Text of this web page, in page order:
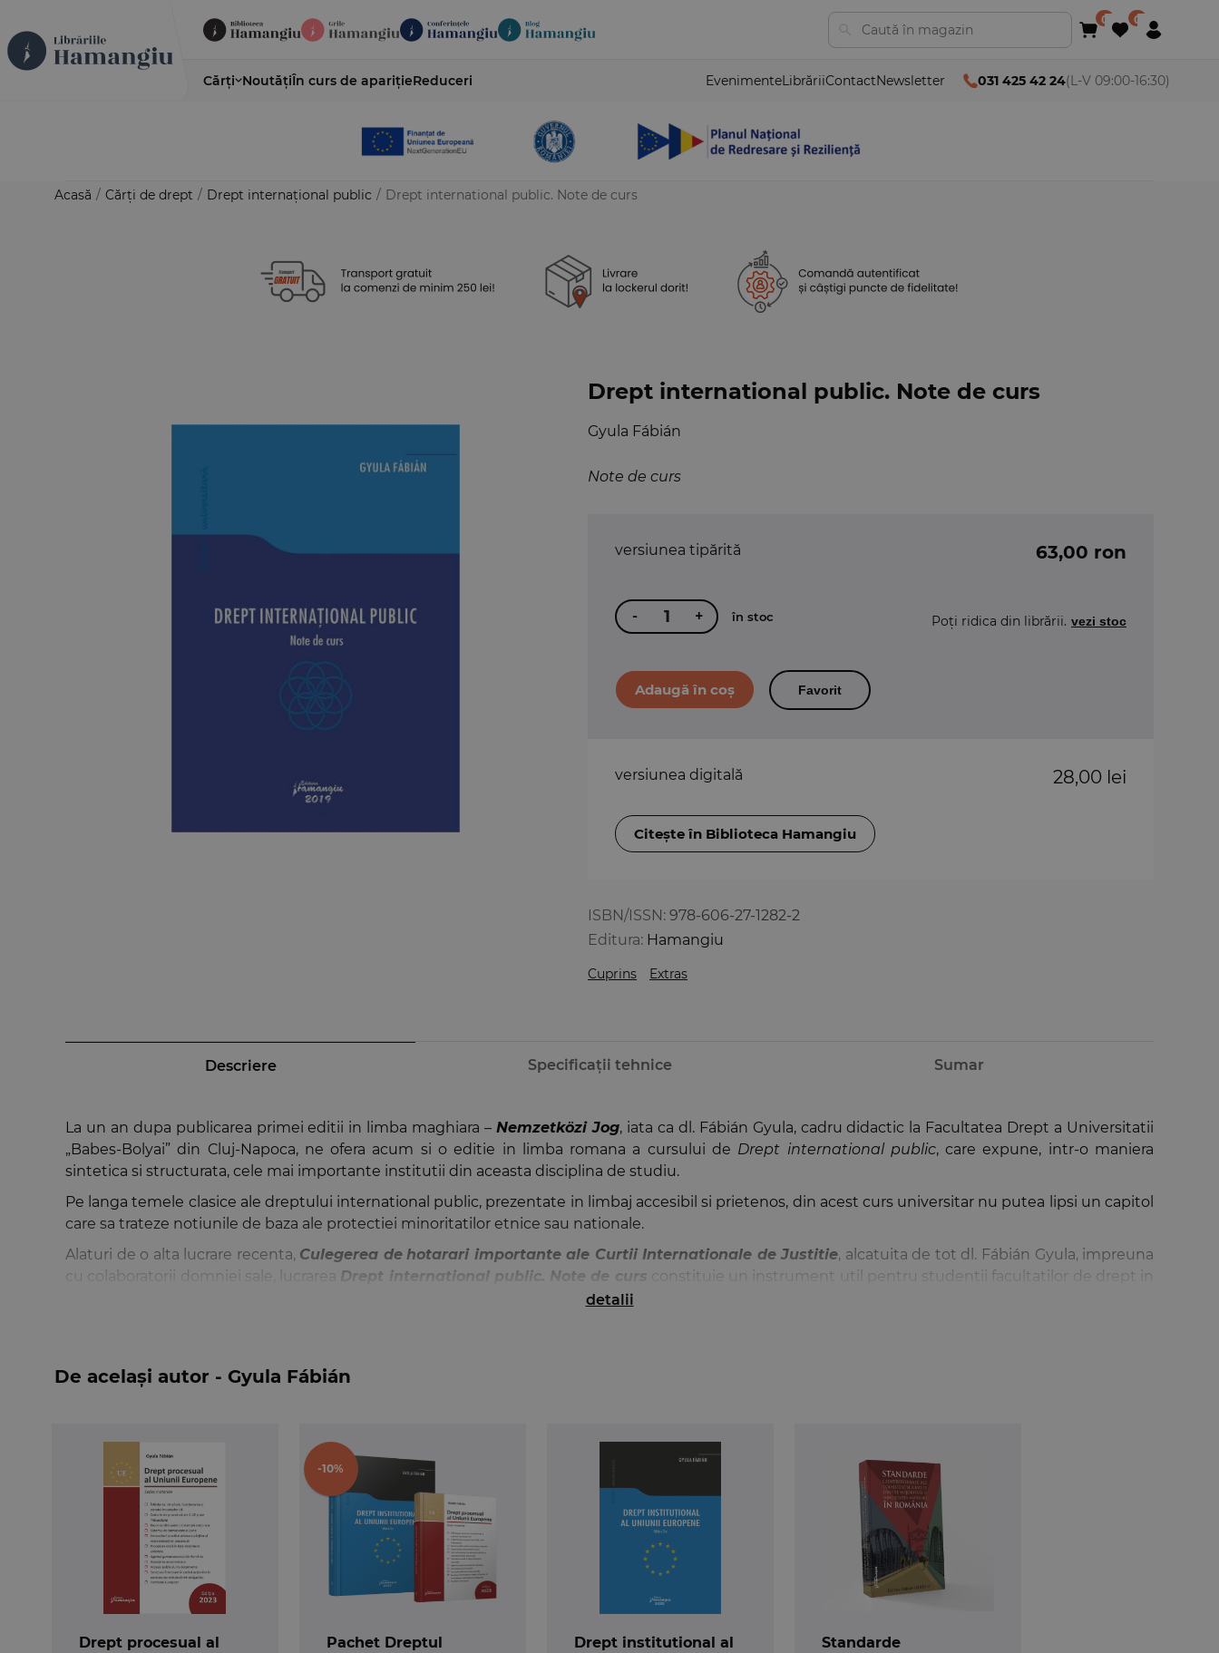
Cărți NoutățiÎn curs de aparițieReduceri EvenimenteLibrăriiContactNewsletter 031 425 42 24(L-V 09:00-16:30)
Acasă / Cărți de drept / Drept internațional public / Drept international public. Note de curs
Drept international public. Note de curs
Note de curs
Gyula Fábián
ISBN/ISSN: 978-606-27-1282-2
Editura: Hamangiu
Cuprins Extras
versiunea tipărită 63,00 ron
- + în stoc Poți ridica din librării. vezi stoc
Favorit
versiunea digitală 28,00 lei
Citește în Biblioteca Hamangiu
Descriere Specificații tehnice Sumar
La un an dupa publicarea primei editii in limba maghiara –Nemzetközi Jog, iata ca dl. Fábián Gyula, cadru didactic la Facultatea Drept a Universitatii
„Babes-Bolyai” din Cluj-Napoca, ne ofera acum si o editie in limba romana a cursului de Drept international public, care expune, intr-o maniera
sintetica si structurata, cele mai importante institutii din aceasta disciplina de studiu.
Pe langa temele clasice ale dreptului international public, prezentate in limbaj accesibil si prietenos, din acest curs universitar nu putea lipsi un capitol
care sa trateze notiunile de baza ale protectiei minoritatilor etnice sau nationale.
Alaturi de o alta lucrare recenta, Culegerea de hotarari importante ale Curtii Internationale de Justitie, alcatuita de tot dl. Fábián Gyula, impreuna
cu colaboratorii domniei sale, lucrarea Drept international public. Note de curs constituie un instrument util pentru studentii facultatilor de drept in
studiul si aprofundarea acestei materii, cu precadere pentru cei care studiaza in cadrul unei universitati multiculturale, unde diversitatea etnica intra in
detalii
De același autor - Gyula Fábián
Drept procesual al
-10%
Pachet Dreptul
Drept institutional al
Standarde